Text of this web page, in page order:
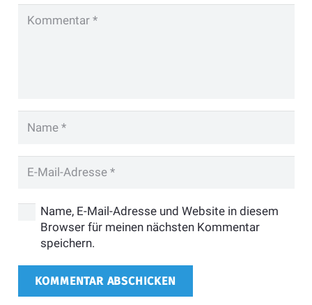
Name, E-Mail-Adresse und Website in diesem
Browser für meinen nächsten Kommentar
speichern.
KOMMENTAR ABSCHICKEN